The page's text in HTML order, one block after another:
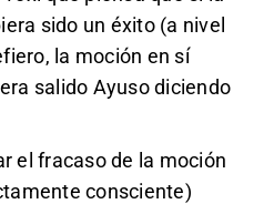
sido un éxito (a nivel
la moción en sí
salido Ayuso diciendo
el fracaso de la moción
consciente)